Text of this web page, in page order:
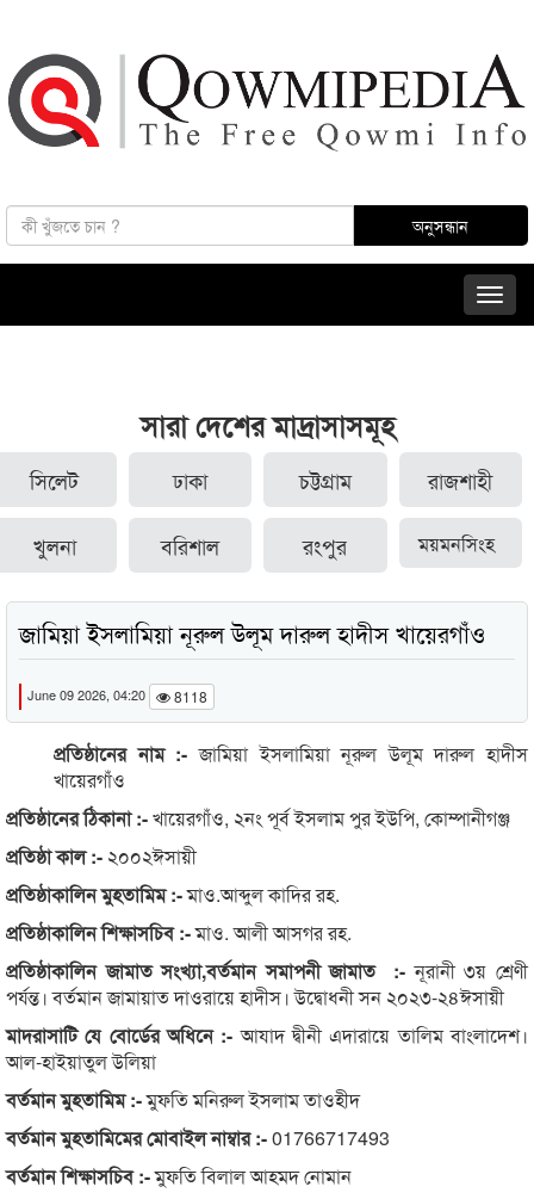
সারা দেশের মাদ্রাসাসমূহ
সিলেট ঢাকা চট্টগ্রাম রাজশাহী
খুলনা বরিশাল রংপুর ময়মনসিংহ
জামিয়া ইসলামিয়া নূরুল উলূম দারুল হাদীস খায়েরগাঁও
June 09 2026, 04:20 8118
প্রতিষ্ঠানের নাম :-জামিয়া ইসলামিয়া নূরুল উলূম দারুল হাদীস
খায়েরগাঁও
প্রতিষ্ঠানের ঠিকানা :-খায়েরগাঁও, ২নং পূর্ব ইসলাম পুর ইউপি, কোম্পানীগঞ্জ
প্রতিষ্ঠা কাল :- ২০০২ঈসায়ী
প্রতিষ্ঠাকালিন মুহতামিম :-মাও.আব্দুল কাদির রহ.
প্রতিষ্ঠাকালিন শিক্ষাসচিব :-মাও. আলী আসগর রহ.
প্রতিষ্ঠাকালিন জামাত সংখ্যা,বর্তমান সমাপনী জামাত :-নূরানী ৩য় শ্রেণী
পর্যন্ত। বর্তমান জামায়াত দাওরায়ে হাদীস। উদ্বোধনী সন ২০২৩-২৪ঈসায়ী
মাদরাসাটি যে বোর্ডের অধিনে :-আযাদ দ্বীনী এদারায়ে তালিম বাংলাদেশ।
আল-হাইয়াতুল উলিয়া
বর্তমান মুহতামিম :-মুফতি মনিরুল ইসলাম তাওহীদ
বর্তমান মুহতামিমের মোবাইল নাম্বার :-01766717493
বর্তমান শিক্ষাসচিব :-মুফতি বিলাল আহমদ নোমান